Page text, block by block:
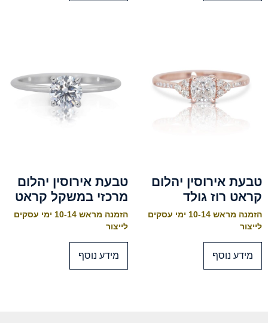
טבעת אירוסין יהלום
קראט רוז גולד
הזמנה מראש 10-14 ימי עסקים
לייצור
מידע נוסף
טבעת אירוסין יהלום
מרכזי במשקל קראט
הזמנה מראש 10-14 ימי עסקים
לייצור
מידע נוסף